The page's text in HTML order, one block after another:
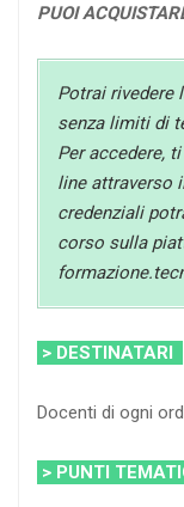
PUOI
Potrai rivedere
senza limiti di
Per accedere,
line attraverso
credenziali
corso sulla
> DESTINATARI
Docenti di ogni
> PUNTI